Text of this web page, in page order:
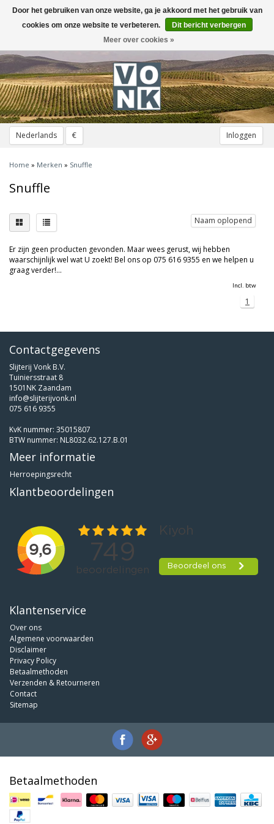
Nederlands € Inloggen
Toggle
navigation
Home » Merken » Snuffle
Snuffle
Naam oplopend
Er zijn geen producten gevonden. Maar wees gerust, wij hebben
waarschijnlijk wel wat U zoekt! Bel ons op 075 616 9355 en we helpen u
graag verder!...
Incl. btw
1
Contactgegevens
Slijterij Vonk B.V.
Tuiniersstraat 8
1501NK Zaandam
info@slijterijvonk.nl
075 616 9355
KvK nummer: 35015807
BTW nummer: NL8032.62.127.B.01
Meer informatie
Herroepingsrecht
Klantbeoordelingen
Klantenservice
Over ons
Algemene voorwaarden
Disclaimer
Privacy Policy
Betaalmethoden
Verzenden & Retourneren
Contact
Sitemap
Betaalmethoden
Door het gebruiken van onze website, ga je akkoord met het gebruik van
cookies om onze website te verbeteren.
Dit bericht verbergen
Meer over cookies »